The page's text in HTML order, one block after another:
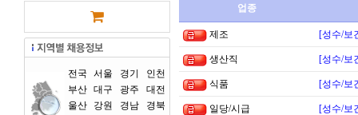
전국 서울 경기
인천
부산 대구 광주
대전
울산
강원 경남
경북
업종
제조 [성수/보
생산직 [성수/보
식품 [성수/보
일당/시급 [성수/보